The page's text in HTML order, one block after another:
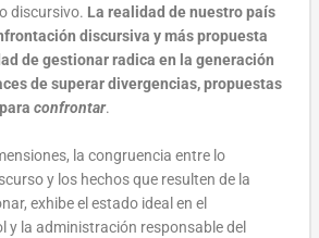
discursivo. La realidad de nuestro país
discursiva y más propuesta
de gestionar radica en la generación
de superar divergencias, propuestas
confrontar.
la congruencia entre lo
y los hechos que resulten de la
exhibe el estado ideal en el
y la administración responsable del